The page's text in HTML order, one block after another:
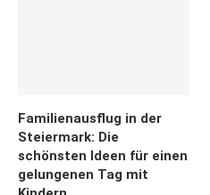
Familienausflug in der
Steiermark: Die
schönsten Ideen für einen
gelungenen Tag mit